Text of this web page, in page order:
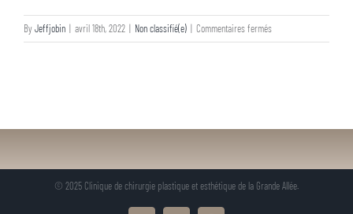
ByJeffjobin | avril 18th, 2022 | Non classifié(e) | Commentaires ferméssur
© 2025 Clinique de chirurgie plastique et esthétique de la Grande Allée.